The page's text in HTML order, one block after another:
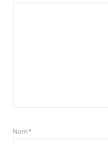
Nom*